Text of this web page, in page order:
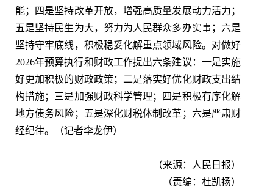
能；四是坚持改革开放，增强高质量发展动力活力；
五是坚持民生为大，努力为人民群众多办实事；六是
坚持守牢底线，积极稳妥化解重点领域风险。对做好
2026年预算执行和财政工作提出六条建议：一是实施
好更加积极的财政政策；二是落实好优化财政支出结
构措施；三是加强财政科学管理；四是积极有序化解
地方债务风险；五是深化财税体制改革；六是严肃财
经纪律。（记者李龙伊）
（来源：人民日报）
（责编：杜凯扬）